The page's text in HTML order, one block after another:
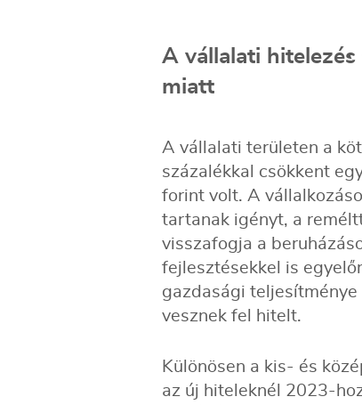
A vállalati
miatt
A vállalati területen a
százalékkal csökkent
forint volt. A
tartanak igényt, a
visszafogja a
fejlesztésekkel is
gazdasági teljesítménye
vesznek fel hitelt.
Különösen a kis- és
az új hiteleknél 2023-